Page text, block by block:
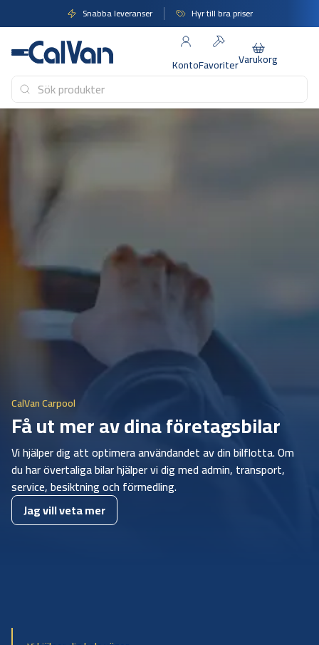
till
innehåll
Snabba leveranser Hyr till bra priser
KontoFavoriterVarukorg
CalVan Carpool
Få ut mer av dina företagsbilar
Vi hjälper dig att optimera användandet av din bilflotta. Om
du har övertaliga bilar hjälper vi dig med admin, transport,
service, besiktning och förmedling.
Jag vill veta mer